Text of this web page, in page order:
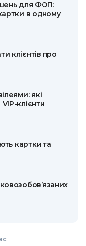
для ФОП:
в одному
клієнтів про
які
клієнти
картки та